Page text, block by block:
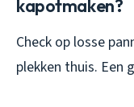
kapotmaken?
Check op losse
plekken thuis. Een